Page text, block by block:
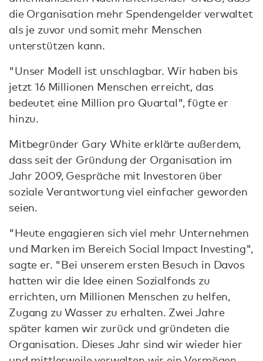
die Organisation mehr Spendengelder verwaltet
als je zuvor und somit mehr Menschen
unterstützen kann.
"Unser Modell ist unschlagbar. Wir haben bis
jetzt 16 Millionen Menschen erreicht, das
bedeutet eine Million pro Quartal", fügte er
hinzu.
Mitbegründer Gary White erklärte außerdem,
dass seit der Gründung der Organisation im
Jahr 2009, Gespräche mit Investoren über
soziale Verantwortung viel einfacher geworden
seien.
"Heute engagieren sich viel mehr Unternehmen
und Marken im Bereich Social Impact Investing",
sagte er. "Bei unserem ersten Besuch in Davos
hatten wir die Idee einen Sozialfonds zu
errichten, um Millionen Menschen zu helfen,
Zugang zu Wasser zu erhalten. Zwei Jahre
später kamen wir zurück und gründeten die
Organisation. Dieses Jahr sind wir wieder hier